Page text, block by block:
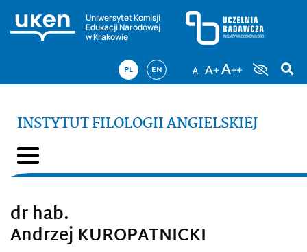
Uniwersytet Komisji
Edukacji Narodowej
w Krakowie
PL EN
INSTYTUT FILOLOGII ANGIELSKIEJ
dr hab.
Andrzej KUROPATNICKI